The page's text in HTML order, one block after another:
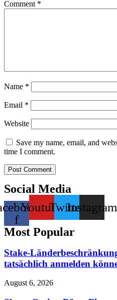
Comment *
Name *
Email *
Website
Save my name, email, and
time I comment.
Social Media
f
YoutubeTwitterInstagram
Most Popular
Stake-
tatsächlich anmelden
August 6, 2026